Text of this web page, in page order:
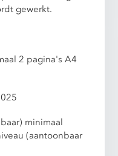
gewerkt.
2 pagina's A4
minimaal
(aantoonbaar